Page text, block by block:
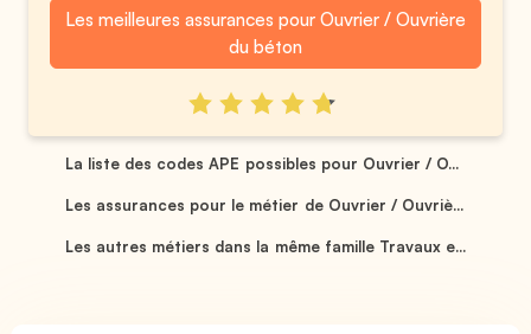
Les meilleures assurances pour Ouvrier / Ouvrière
du béton
La liste des codes APE possibles pour Ouvrier / O...
Les assurances pour le métier de Ouvrier / Ouvriè...
Les autres métiers dans la même famille Travaux e...